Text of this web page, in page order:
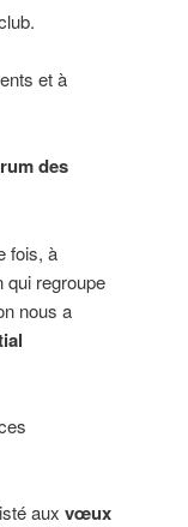
et à
des
fois, à
qui regroupe
nous a
aux vœux